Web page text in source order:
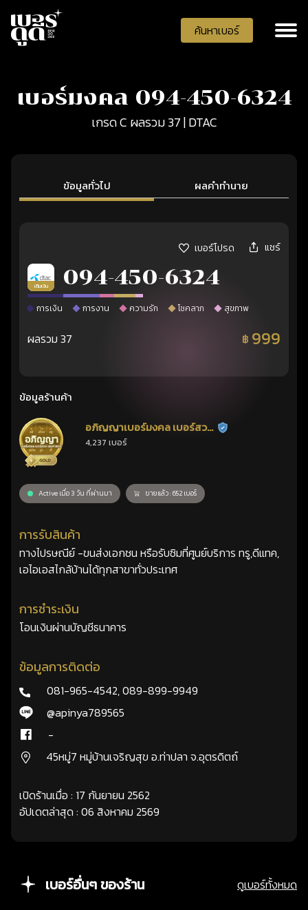
ค้นหาเบอร์
เบอร์มงคล 094-450-6324
เกรด C ผลรวม 37 | DTAC
ข้อมูลทั่วไป ผลคำทำนาย
เบอร์โปรด แชร์
เติมเงิน 094-450-6324
การเงิน การงาน ความรัก โชคลาภ สุขภาพ
ผลรวม 37 ฿ 999
ข้อมูลร้านค้า
อภิญญาเบอร์มงคล เบอร์สวย
เลขศาสตร์
ร้านยืนยันแล้ว
4,237 เบอร์
Active เมื่อ 3 วัน ที่ผ่านมา ขายแล้ว : 652 เบอร์
การรับสินค้า
ทางไปรษณีย์ -ขนส่งเอกชน หรือรับซิมที่ศูนย์บริการ ทรู,ดีแทค,
เอไอเอสไกล้บ้านได้ทุกสาขาทั่วประเทศ
การชำระเงิน
โอนเงินผ่านบัญชีธนาคาร
ข้อมูลการติดต่อ
081-965-4542,089-899-9949
@apinya789565
-
45หมู่7 หมู่บ้านเจริญสุข อ.ท่าปลา จ.อุตรดิตถ์
เปิดร้านเมื่อ : 17 กันยายน 2562
อัปเดตล่าสุด : 06 สิงหาคม 2569
เบอร์อื่นๆ ของร้าน ดูเบอร์ทั้งหมด